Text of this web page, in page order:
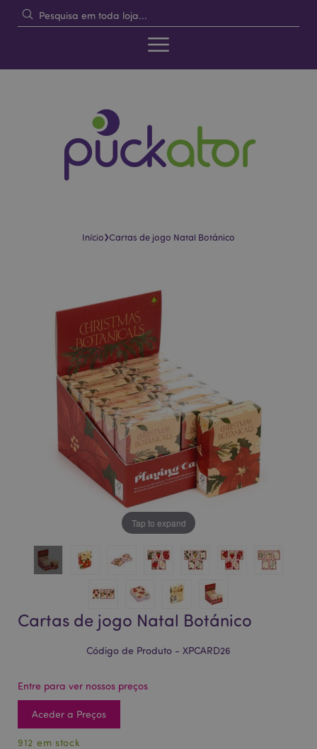
Início›Cartas de jogo Natal Botánico
Tap to expand
Cartas de jogo Natal Botánico
Código de Produto - XPCARD26
Entre para ver nossos preços
Aceder a Preços
912 em stock